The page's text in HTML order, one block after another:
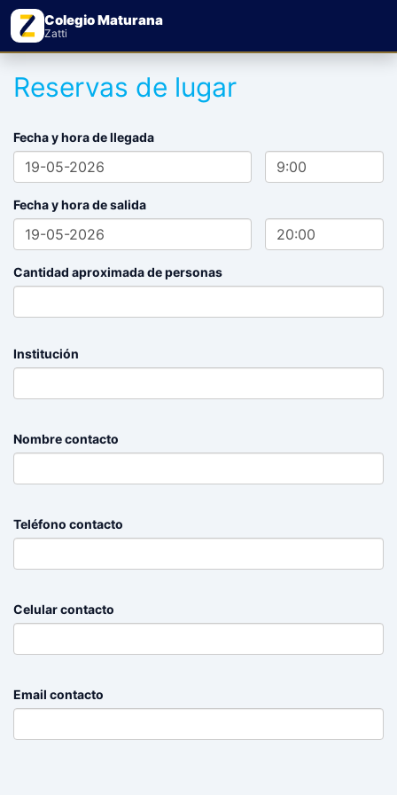
Colegio Maturana
Zatti
Reservas de lugar
Fecha y hora de llegada
Fecha y hora de salida
Cantidad aproximada de personas
Institución
Nombre contacto
Teléfono contacto
Celular contacto
Email contacto